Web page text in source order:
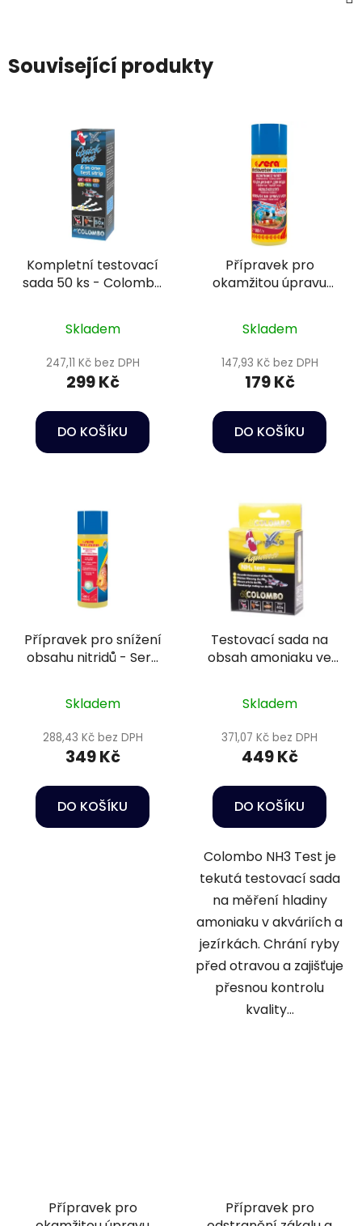
Související produkty
Kompletní testovací
sada 50 ks - Colombo
Skladem
247,11 Kč bez DPH
299 Kč
DO KOŠÍKU
Přípravek pro
okamžitou úpravu
Black water aquatan
100 ml
Skladem
147,93 Kč bez DPH
179 Kč
DO KOŠÍKU
Přípravek pro snížení
obsahu nitridů - Sera
Skladem
288,43 Kč bez DPH
349 Kč
DO KOŠÍKU
Testovací sada na
obsah amoniaku ve
Skladem
371,07 Kč bez DPH
449 Kč
DO KOŠÍKU
Colombo NH3 Test je
tekutá testovací sada
na měření hladiny
amoniaku v akváriích a
jezírkách. Chrání ryby
před otravou a zajišťuje
přesnou kontrolu
kvality...
Přípravek pro
Přípravek pro